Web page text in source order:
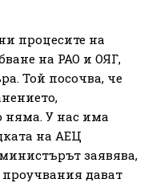
процесите на
на РАО и ОЯГ,
Той посочва, че
няма. У нас има
на АЕЦ
заявява,
дават